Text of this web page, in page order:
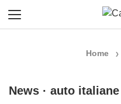
Home ❯
News · auto italiane